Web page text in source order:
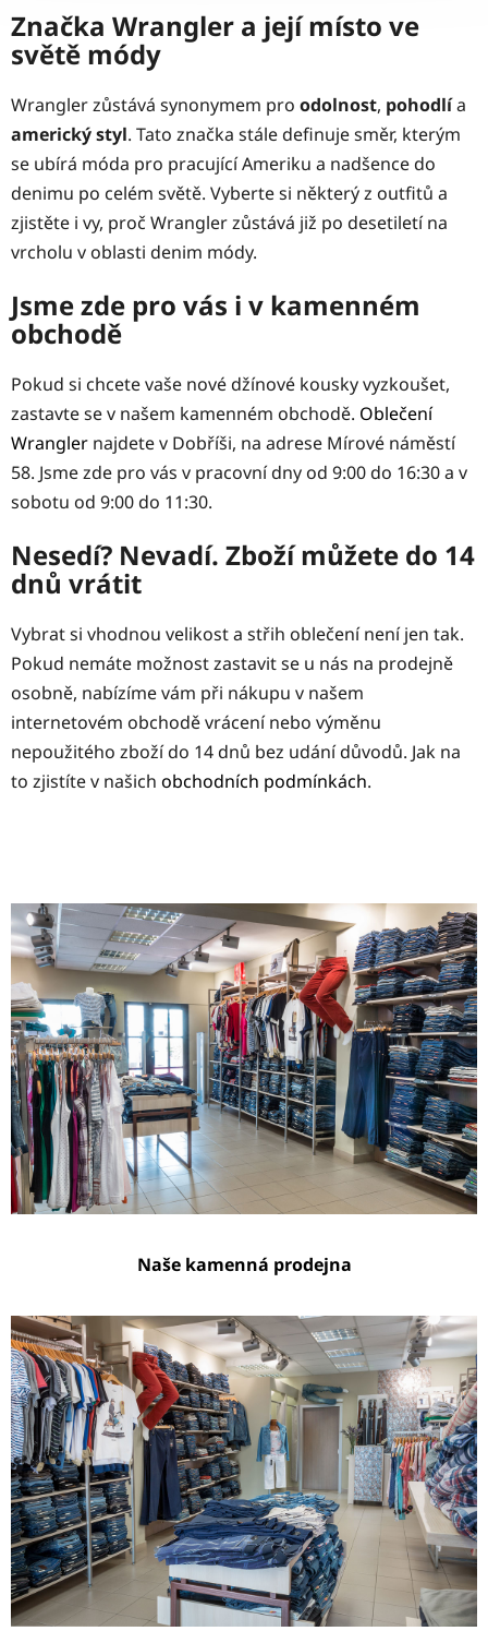
Značka Wrangler a její místo ve
světě módy
Wrangler zůstává synonymem pro odolnost, pohodlía
americký styl. Tato značka stále definuje směr, kterým
se ubírá móda pro pracující Ameriku a nadšence do
denimu po celém světě. Vyberte si některý z outfitů a
zjistěte i vy, proč Wrangler zůstává již po desetiletí na
vrcholu v oblasti denim módy.
Jsme zde pro vás i v kamenném
obchodě
Pokud si chcete vaše nové džínové kousky vyzkoušet,
zastavte se v našem kamenném obchodě. Oblečení
Wrangler najdete v Dobříši, na adrese Mírové náměstí
58. Jsme zde pro vás v pracovní dny od 9:00 do 16:30 a v
sobotu od 9:00 do 11:30.
Nesedí? Nevadí. Zboží můžete do 14
dnů vrátit
Vybrat si vhodnou velikost a střih oblečení není jen tak.
Pokud nemáte možnost zastavit se u nás na prodejně
osobně, nabízíme vám při nákupu v našem
internetovém obchodě vrácení nebo výměnu
nepoužitého zboží do 14 dnů bez udání důvodů. Jak na
to zjistíte v našich obchodních podmínkách.
Naše kamenná prodejna